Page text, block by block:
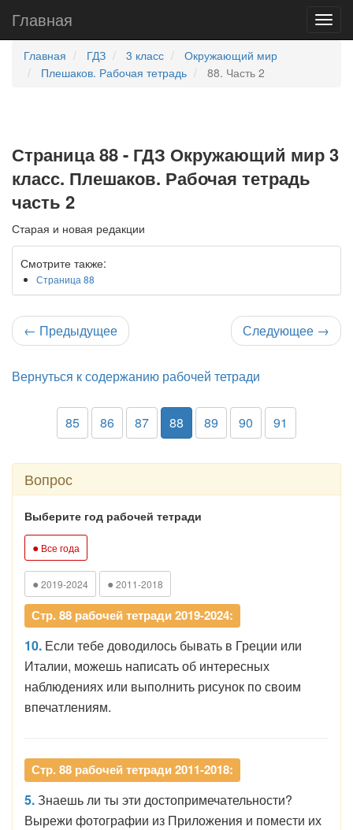
Главная
Главная ГДЗ 3 класс
Окружающий мир
Плешаков. Рабочая тетрадь
88. Часть 2
Страница 88 - ГДЗ Окружающий мир 3
класс. Плешаков. Рабочая тетрадь
часть 2
Старая и новая редакции
Смотрите также:
Страница 88
← Предыдущее Следующее →
Вернуться к содержанию рабочей тетради
85 86 87 88 89 90 91
Вопрос
Выберите год рабочей тетради
● Все года
● 2019-2024 ● 2011-2018
Стр. 88 рабочей тетради 2019-2024:
10. Если тебе доводилось бывать в Греции или
Италии, можешь написать об интересных
наблюдениях или выполнить рисунок по своим
впечатлениям.
Стр. 88 рабочей тетради 2011-2018:
5.Знаешь ли ты эти достопримечательности?
Вырежи фотографии из Приложения и помести их